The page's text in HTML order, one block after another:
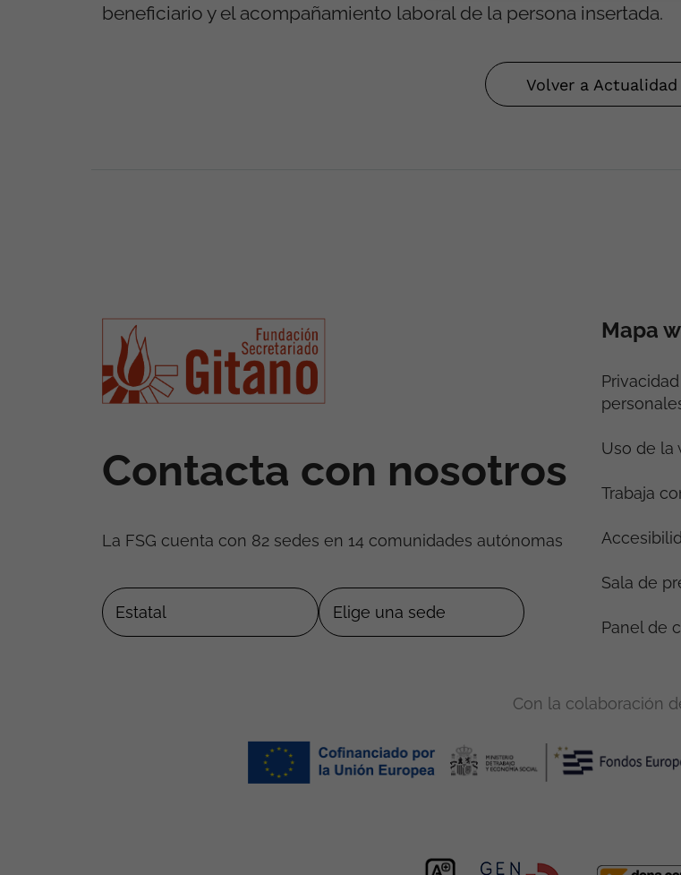
beneficiario y el acompañamiento laboral de la persona insertada.
Volver a Actualidad
Contacta con nosotros
La FSG cuenta con 82 sedes en 14 comunidades autónomas
Mapa
Uso de la
Trabaja
Sala de
Panel de
Con la colaboración